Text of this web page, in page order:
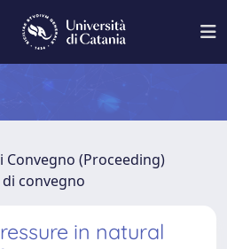
(Proceeding)
convegno
in natural